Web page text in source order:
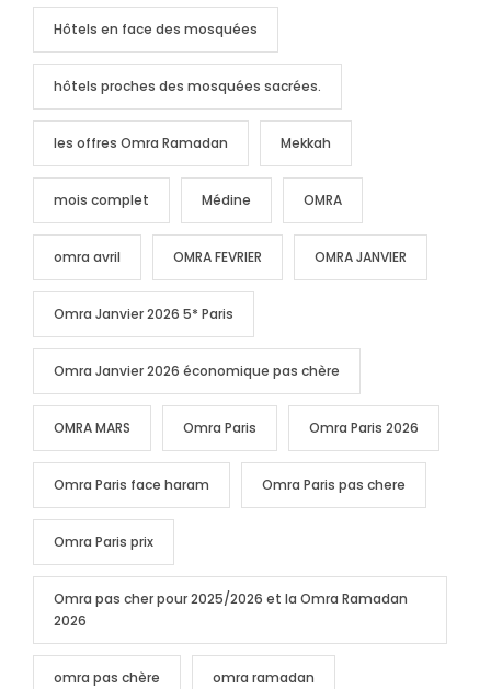
Hôtels en face des mosquées
hôtels proches des mosquées sacrées.
les offres Omra Ramadan Mekkah
mois complet Médine OMRA
omra avril OMRA FEVRIER OMRA JANVIER
Omra Janvier 2026 5* Paris
Omra Janvier 2026 économique pas chère
OMRA MARS Omra Paris Omra Paris 2026
Omra Paris face haram Omra Paris pas chere
Omra Paris prix
Omra pas cher pour 2025/2026 et la Omra Ramadan
2026
omra pas chère omra ramadan